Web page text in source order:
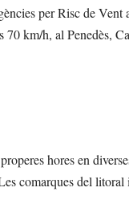
per Risc de Vent
70 km/h, al Penedès,
hores en
comarques del